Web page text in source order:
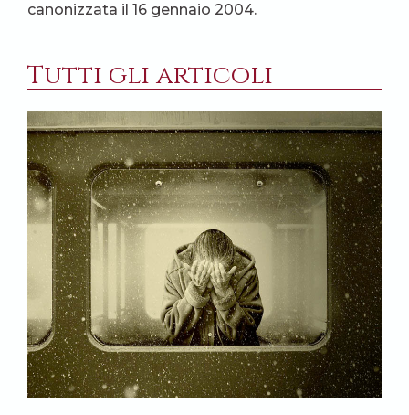
canonizzata il 16 gennaio 2004.
Tutti gli articoli